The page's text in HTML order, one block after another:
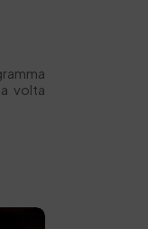
volta